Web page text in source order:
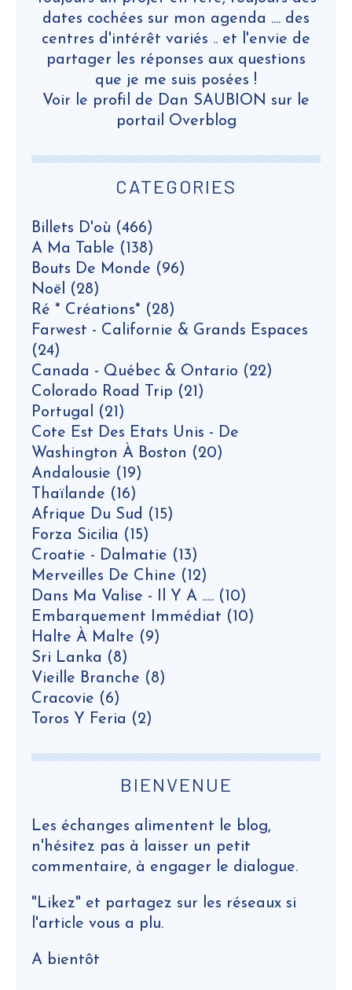
CATEGORIES
Billets D'où (466)
A Ma Table (138)
Bouts De Monde (96)
Noël (28)
Ré * Créations* (28)
Farwest - Californie & Grands Espaces
(24)
Canada - Québec & Ontario (22)
Colorado Road Trip (21)
Portugal (21)
Cote Est Des Etats Unis - De
Washington À Boston (20)
Andalousie (19)
Thaïlande (16)
Afrique Du Sud (15)
Forza Sicilia (15)
Croatie - Dalmatie (13)
Merveilles De Chine (12)
Dans Ma Valise - Il Y A ..... (10)
Embarquement Immédiat (10)
Halte À Malte (9)
Sri Lanka (8)
Vieille Branche (8)
Cracovie (6)
Toros Y Feria (2)
dates cochées sur mon agenda .... des
centres d'intérêt variés .. et l'envie de
partager les réponses aux questions
que je me suis posées !
Voir le profil de Dan SAUBION sur le
portail Overblog
BIENVENUE
Les échanges alimentent le blog,
n'hésitez pas à laisser un petit
commentaire, à engager le dialogue.
"Likez" et partagez sur les réseaux si
l'article vous a plu.
A bientôt